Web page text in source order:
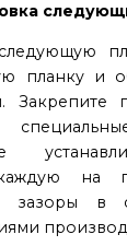
планку и
Закрепите
каждую на
зазоры в